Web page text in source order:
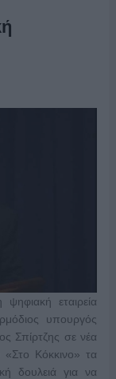
εταιρεία
υπουργός
Σπίρτζης σε νέα
Κόκκινο» τα
δουλειά για να